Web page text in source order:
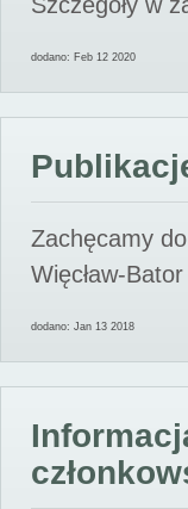
dodano: Feb 12 2020
Zachęcamy
Więcław-Bator
dodano: Jan 13 2018